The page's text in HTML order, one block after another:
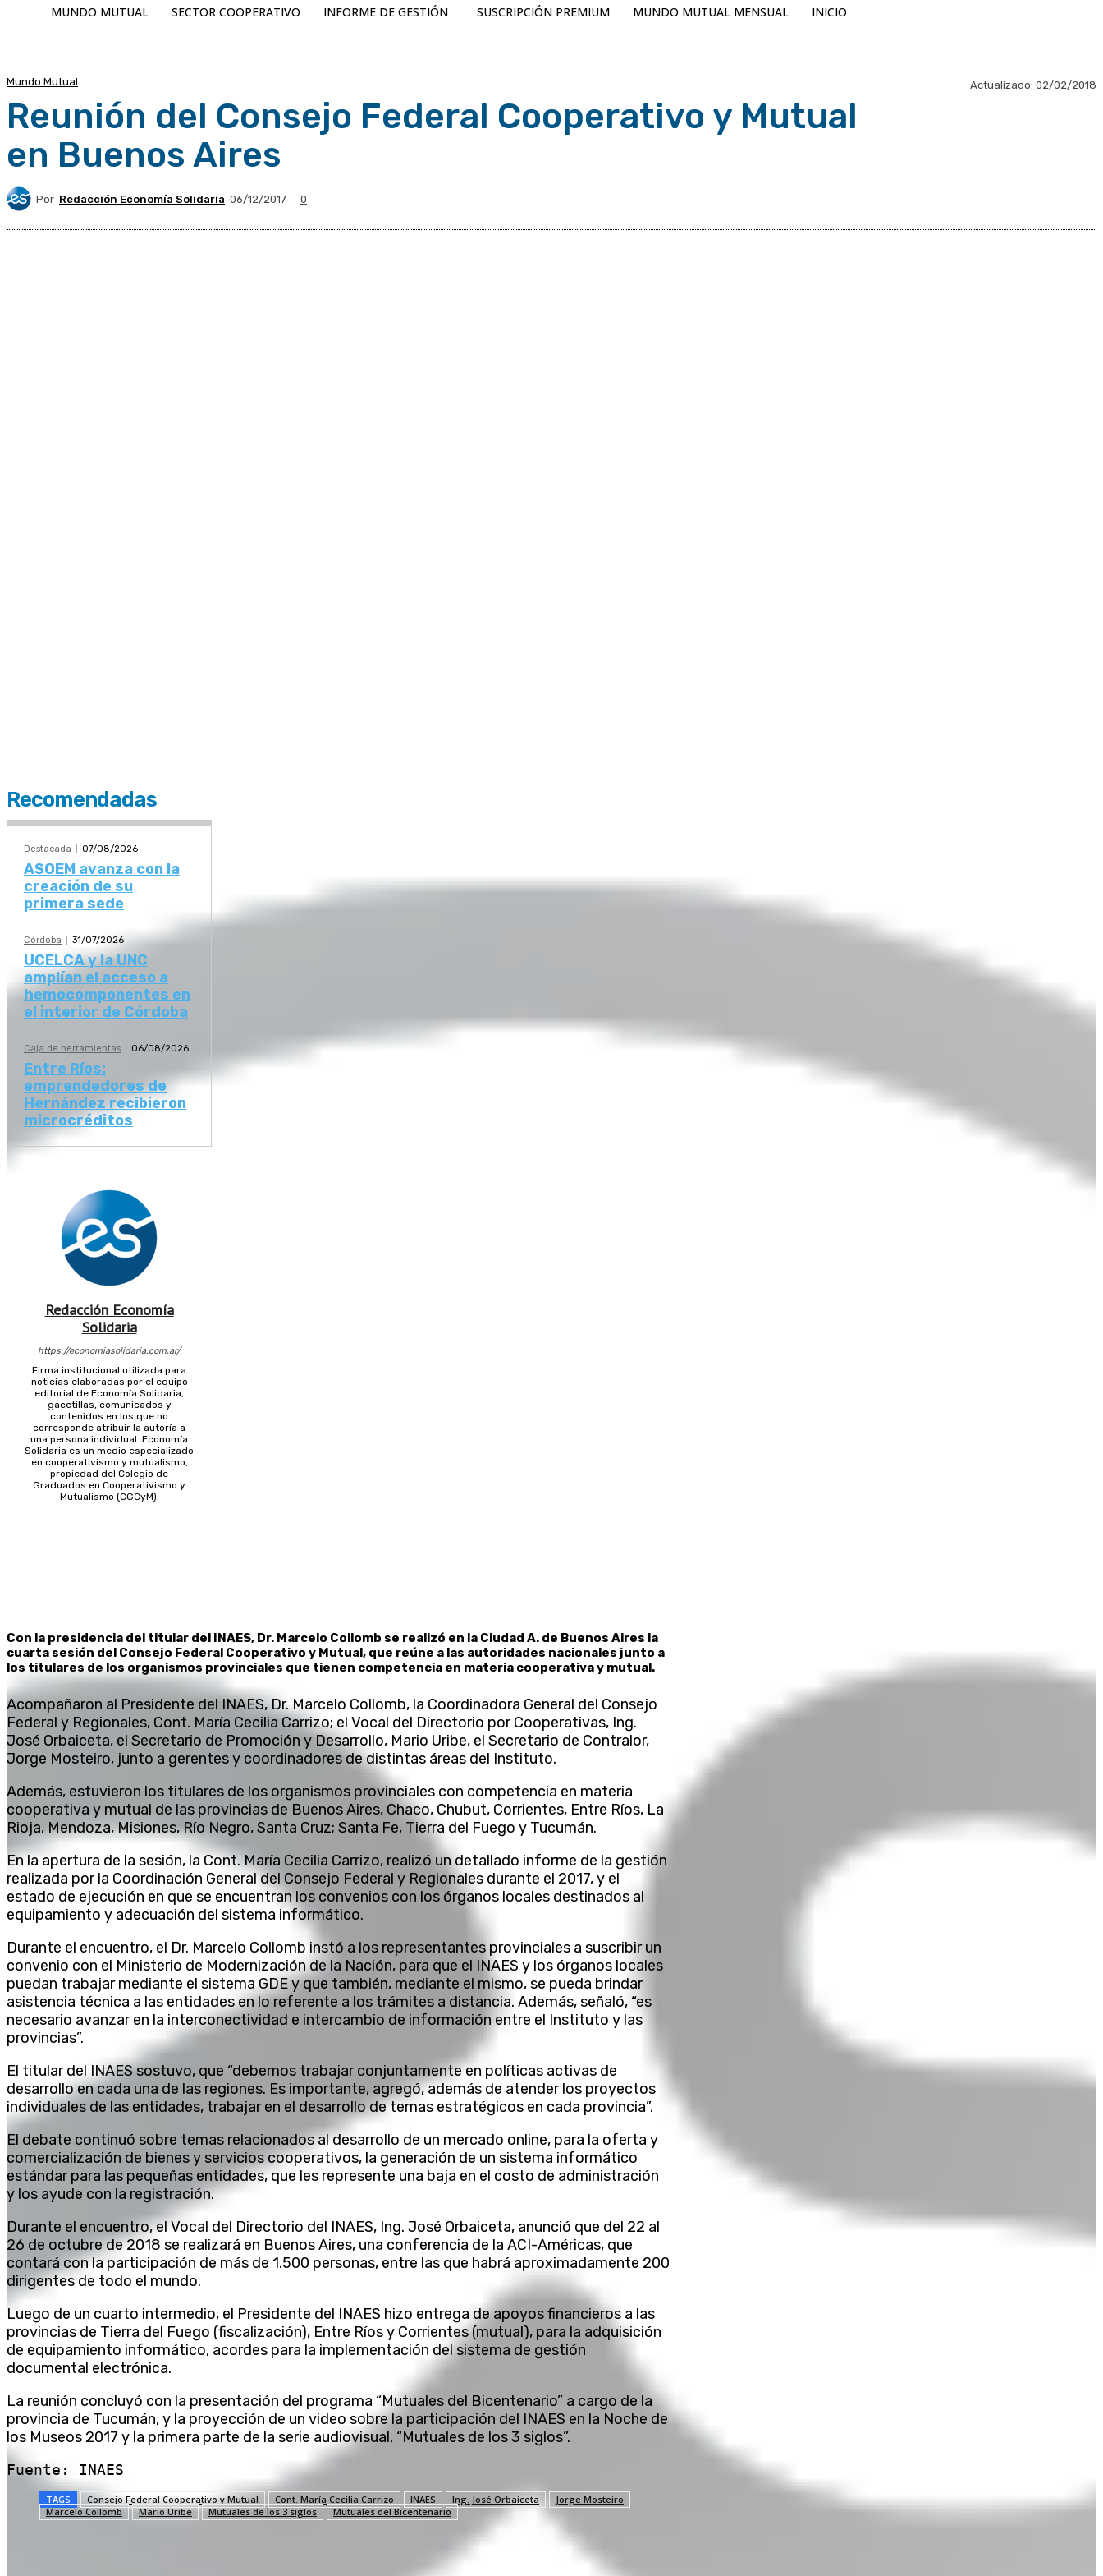
MUNDO MUTUAL SECTOR COOPERATIVO INFORME DE GESTIÓN SUSCRIPCIÓN PREMIUM MUNDO MUTUAL MENSUAL INICIO
Mundo Mutual Actualizado: 02/02/2018
Reunión del Consejo Federal Cooperativo y Mutual
en Buenos Aires
Por Redacción Economía Solidaria 06/12/2017 0
Recomendadas
Destacada 07/08/2026
ASOEM avanza con la
creación de su
primera sede
Córdoba 31/07/2026
UCELCA y la UNC
amplían el acceso a
hemocomponentes en
el interior de Córdoba
Caja de herramientas 06/08/2026
Entre Ríos:
emprendedores de
Hernández recibieron
microcréditos
Redacción Economía
Solidaria
https://economiasolidaria.com.ar/
Firma institucional utilizada para
noticias elaboradas por el equipo
editorial de Economía Solidaria,
gacetillas, comunicados y
contenidos en los que no
corresponde atribuir la autoría a
una persona individual. Economía
Solidaria es un medio especializado
en cooperativismo y mutualismo,
propiedad del Colegio de
Graduados en Cooperativismo y
Mutualismo (CGCyM).
Con la presidencia del titular del INAES, Dr. Marcelo Collomb se realizó en la Ciudad A. de Buenos Aires la
cuarta sesión del Consejo Federal Cooperativo y Mutual, que reúne a las autoridades nacionales junto a
los titulares de los organismos provinciales que tienen competencia en materia cooperativa y mutual.
Acompañaron al Presidente del INAES, Dr. Marcelo Collomb, la Coordinadora General del Consejo
Federal y Regionales, Cont. María Cecilia Carrizo; el Vocal del Directorio por Cooperativas, Ing.
José Orbaiceta, el Secretario de Promoción y Desarrollo, Mario Uribe, el Secretario de Contralor,
Jorge Mosteiro, junto a gerentes y coordinadores de distintas áreas del Instituto.
Además, estuvieron los titulares de los organismos provinciales con competencia en materia
cooperativa y mutual de las provincias de Buenos Aires, Chaco, Chubut, Corrientes, Entre Ríos, La
Rioja, Mendoza, Misiones, Río Negro, Santa Cruz; Santa Fe, Tierra del Fuego y Tucumán.
En la apertura de la sesión, la Cont. María Cecilia Carrizo, realizó un detallado informe de la gestión
realizada por la Coordinación General del Consejo Federal y Regionales durante el 2017, y el
estado de ejecución en que se encuentran los convenios con los órganos locales destinados al
equipamiento y adecuación del sistema informático.
Durante el encuentro, el Dr. Marcelo Collomb instó a los representantes provinciales a suscribir un
convenio con el Ministerio de Modernización de la Nación, para que el INAES y los órganos locales
puedan trabajar mediante el sistema GDE y que también, mediante el mismo, se pueda brindar
asistencia técnica a las entidades en lo referente a los trámites a distancia. Además, señaló, “es
necesario avanzar en la interconectividad e intercambio de información entre el Instituto y las
provincias”.
El titular del INAES sostuvo, que “debemos trabajar conjuntamente en políticas activas de
desarrollo en cada una de las regiones. Es importante, agregó, además de atender los proyectos
individuales de las entidades, trabajar en el desarrollo de temas estratégicos en cada provincia”.
El debate continuó sobre temas relacionados al desarrollo de un mercado online, para la oferta y
comercialización de bienes y servicios cooperativos, la generación de un sistema informático
estándar para las pequeñas entidades, que les represente una baja en el costo de administración
y los ayude con la registración.
Durante el encuentro, el Vocal del Directorio del INAES, Ing. José Orbaiceta, anunció que del 22 al
26 de octubre de 2018 se realizará en Buenos Aires, una conferencia de la ACI-Américas, que
contará con la participación de más de 1.500 personas, entre las que habrá aproximadamente 200
dirigentes de todo el mundo.
Luego de un cuarto intermedio, el Presidente del INAES hizo entrega de apoyos financieros a las
provincias de Tierra del Fuego (fiscalización), Entre Ríos y Corrientes (mutual), para la adquisición
de equipamiento informático, acordes para la implementación del sistema de gestión
documental electrónica.
La reunión concluyó con la presentación del programa “Mutuales del Bicentenario” a cargo de la
provincia de Tucumán, y la proyección de un video sobre la participación del INAES en la Noche de
los Museos 2017 y la primera parte de la serie audiovisual, “Mutuales de los 3 siglos”.
Fuente: INAES
TAGS Consejo Federal Cooperativo y Mutual Cont. María Cecilia Carrizo INAES Ing. José Orbaiceta
Jorge Mosteiro
Marcelo Collomb
Mario Uribe Mutuales de los 3 siglos Mutuales del Bicentenario